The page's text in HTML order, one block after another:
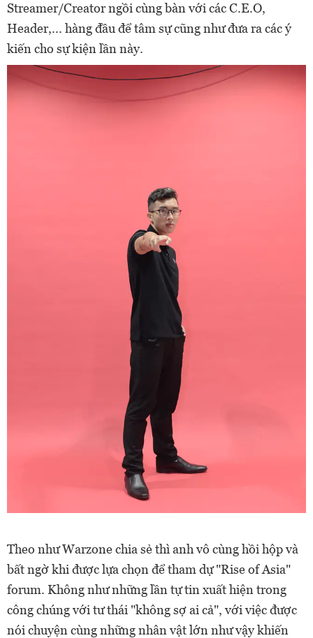
Streamer/Creator ngồi cùng bàn với các C.E.O,
Header,... hàng đầu để tâm sự cũng như đưa ra các ý
kiến cho sự kiện lần này.
Theo như Warzone chia sẻ thì anh vô cùng hồi hộp và
bất ngờ khi được lựa chọn để tham dự "Rise of Asia"
forum. Không như những lần tự tin xuất hiện trong
công chúng với tư thái "không sợ ai cả", với việc được
nói chuyện cùng những nhân vật lớn như vậy khiến